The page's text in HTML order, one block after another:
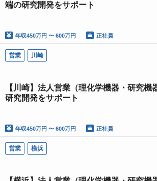
端の研究開発をサポート
年収450万円 〜 600万円 正社員
営業 川崎
【川崎】法人営業（理化学機器・研究機
研究開発をサポート
年収450万円 〜 600万円 正社員
営業 横浜